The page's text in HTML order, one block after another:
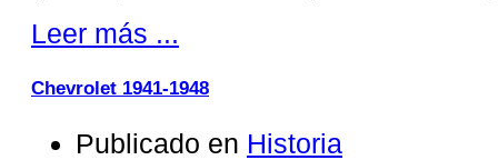
Leer más ...
Chevrolet 1941-1948
Publicado en Historia